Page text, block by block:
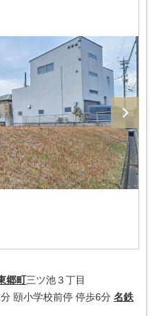
郷町三ツ池３丁目
頤小学校前停 停歩6分 名鉄